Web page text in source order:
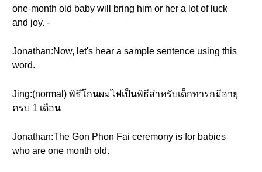
one-month old baby will bring him or her a lot of luck
and joy. -
Jonathan:Now, let's hear a sample sentence using this
word.
Jing:(normal) พิธีโกนผมไฟเป็นพิธีสำหรับเด็กทารกมีอายุ
ครบ 1 เดือน
Jonathan:The Gon Phon Fai ceremony is for babies
who are one month old.